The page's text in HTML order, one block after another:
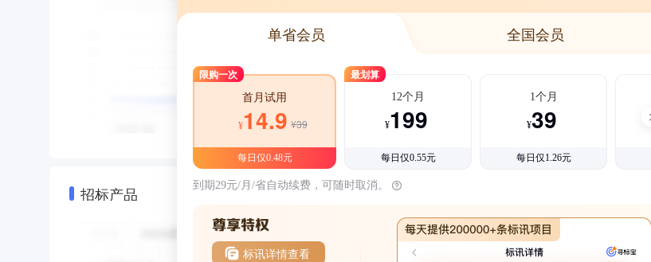
招标产品
单省会员 全国会员
限购一次
首月试用
¥14.9 ¥39
每日仅0.48元
最划算
12个月
¥199
每日仅0.55元
1个月
¥39
每日仅1.26元
到期29元/月/省自动续费，可随时取消。
标讯详情查看